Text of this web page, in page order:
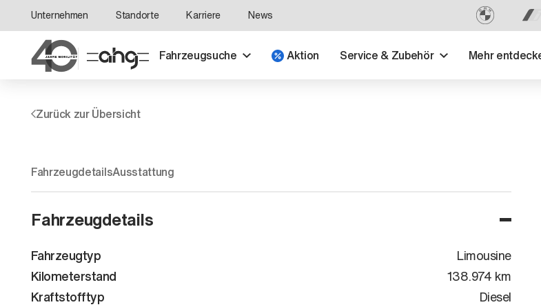
Unternehmen Standorte Karriere News
Fahrzeugsuche Aktion Service & Zubehör Mehr
Zurück zur Übersicht
FahrzeugdetailsAusstattung
Fahrzeugdetails
Fahrzeugtyp
Limousine
Kilometerstand
138.974 km
Kraftstofftyp
Diesel